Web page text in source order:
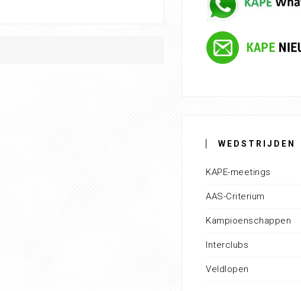
WEDSTRIJDEN
KAPE-meetings
AAS-Criterium
Kampioenschappen
Interclubs
Veldlopen